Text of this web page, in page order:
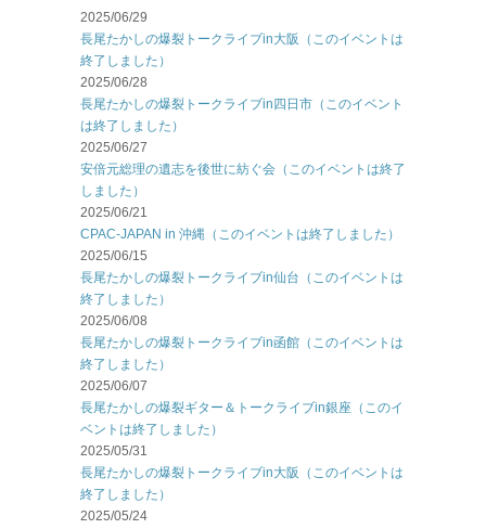
2025/06/29
長尾たかしの爆裂トークライブin大阪（このイベントは
終了しました）
2025/06/28
長尾たかしの爆裂トークライブin四日市（このイベント
は終了しました）
2025/06/27
安倍元総理の遺志を後世に紡ぐ会（このイベントは終了
しました）
2025/06/21
CPAC-JAPAN in 沖縄（このイベントは終了しました）
2025/06/15
長尾たかしの爆裂トークライブin仙台（このイベントは
終了しました）
2025/06/08
長尾たかしの爆裂トークライブin函館（このイベントは
終了しました）
2025/06/07
長尾たかしの爆裂ギター＆トークライブin銀座（このイ
ベントは終了しました）
2025/05/31
長尾たかしの爆裂トークライブin大阪（このイベントは
終了しました）
2025/05/24